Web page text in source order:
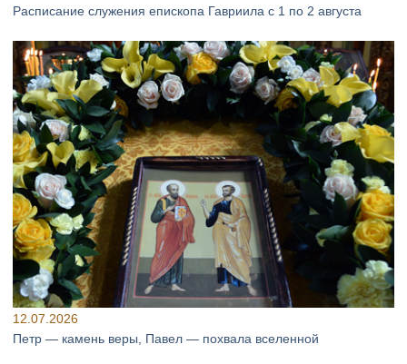
Расписание служения епископа Гавриила с 1 по 2 августа
12.07.2026
Петр — камень веры, Павел — похвала вселенной